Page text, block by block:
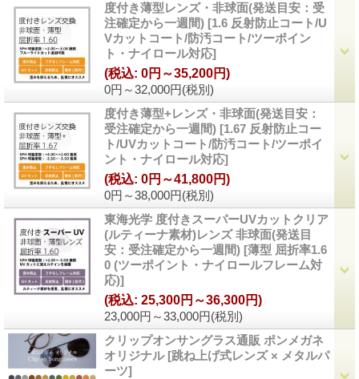
度付き薄型レンズ・非球面(発送目安：受
注確定から一週間) [1.6 反射防止コート/U
Vカットコート/防汚コート/ツーポイン
ト・ナイロール対応]
0円～32,000円(税別)
(税込: 0円～35,200円)
度付き薄型+レンズ・非球面(発送目安：
受注確定から一週間) [1.67 反射防止コー
ト/UVカットコート/防汚コート/ツーポイ
ント・ナイロール対応]
0円～38,000円(税別)
(税込: 0円～41,800円)
東海光学 度付きスーパーUVカットクリア
(ルティーナ素材)レンズ 非球面(発送目
安：受注確定から一週間) [薄型 屈折率1.6
0 (ツーポイント・ナイロールフレーム対
応)]
23,000円～33,000円(税別)
(税込: 25,300円～36,300円)
クリップオンサングラス通販 ポンメガネ
オリジナル [跳ね上げ式レンズ × メタルパ
ーツ]